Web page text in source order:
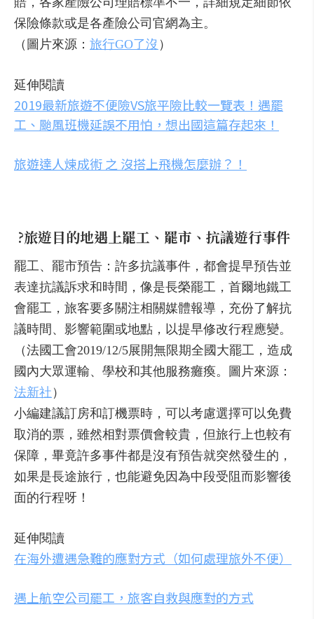
保險條款或是各產險公司官網為主。
（圖片來源： 旅行GO了沒 ）
延伸閱讀
2019最新旅遊不便險VS旅平險比較一覽表！遇罷
工、颱風班機延誤不用怕，想出國這篇存起來！
旅遊達人煉成術 之 沒搭上飛機怎麼辦？！
?旅遊目的地遇上罷工、罷市、抗議遊行事件
罷工、罷市預告：許多抗議事件，都會提早預告並
表達抗議訴求和時間，像是長榮罷工，首爾地鐵工
會罷工，旅客要多關注相關媒體報導，充份了解抗
議時間、影響範圍或地點，以提早修改行程應變。
（法國工會2019/12/5展開無限期全國大罷工，造成
國內大眾運輸、學校和其他服務癱瘓。圖片來源：
法新社 ）
小編建議訂房和訂機票時，可以考慮選擇可以免費
取消的票，雖然相對票價會較貴，但旅行上也較有
保障，畢竟許多事件都是沒有預告就突然發生的，
如果是長途旅行，也能避免因為中段受阻而影響後
面的行程呀！
延伸閱讀
在海外遭遇急難的應對方式（如何處理旅外不便）
遇上航空公司罷工，旅客自救與應對的方式